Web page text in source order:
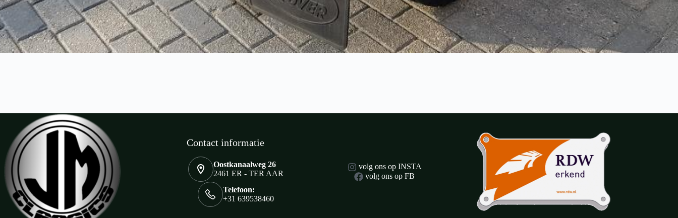
Contact informatie
Oostkanaalweg 26
2461 ER - TER AAR
Telefoon:
+31 639538460
volg ons op INSTA
volg ons op FB